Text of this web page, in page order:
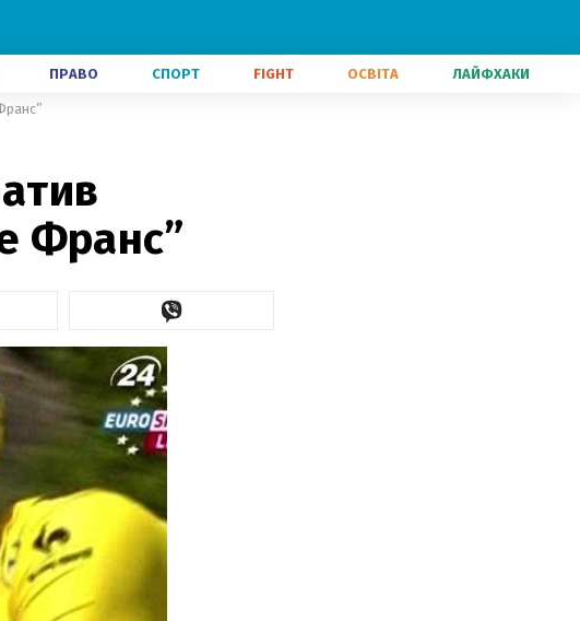
ПРАВО СПОРТ FIGHT ОСВІТА ЛАЙФХАКИ
Франс”